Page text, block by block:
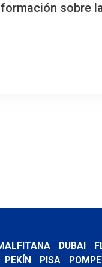
sobre
DUBAI
PEKÍN PISA